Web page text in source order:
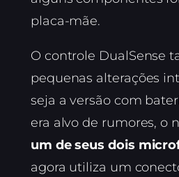
placa-mãe.
O controle DualSense
pequenas alterações
seja a versão com
era alvo de rumores, o
um de seus dois
agora utiliza um